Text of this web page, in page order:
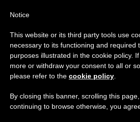
Notice
This website or its third party tools use
necessary to its functioning and required
purposes illustrated in the cookie policy.
more or withdraw your consent to all or
please refer to the cookie policy
By closing this banner, scrolling this
continuing to browse otherwise, you